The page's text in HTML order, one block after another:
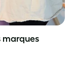
marques